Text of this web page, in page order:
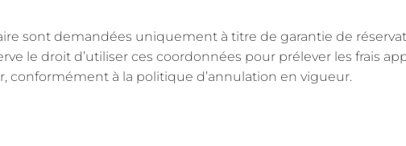
sont demandées uniquement à titre de garantie de
le droit d’utiliser ces coordonnées pour prélever les frais
conformément à la politique d’annulation en vigueur.